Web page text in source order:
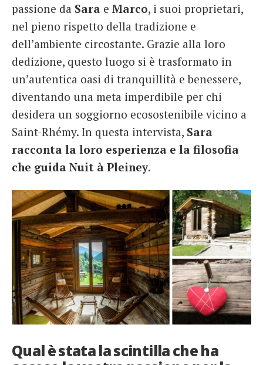
passione da Sara e Marco, i suoi proprietari,
nel pieno rispetto della tradizione e
dell’ambiente circostante. Grazie alla loro
dedizione, questo luogo si è trasformato in
un’autentica oasi di tranquillità e benessere,
diventando una meta imperdibile per chi
desidera un soggiorno ecosostenibile vicino a
Saint-Rhémy. In questa intervista, Sara
racconta la loro esperienza e la filosofia
che guida Nuit à Pleiney.
Qual è stata la scintilla che ha